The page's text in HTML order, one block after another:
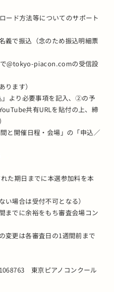
ード方法等についてのサポート
義で振込（念のため振込明細票
@tokyo-piacon.comの受信設
ります）
より必要事項を記入、②の予
共有URLを貼付の上、締
と開催日程・会場」の「申込／
た期日までに本選参加料を本
い場合は受付不可となる）
でに余裕をもち審査会場コン
変更は各審査日の1週間前まで
東京ピアノコンクール